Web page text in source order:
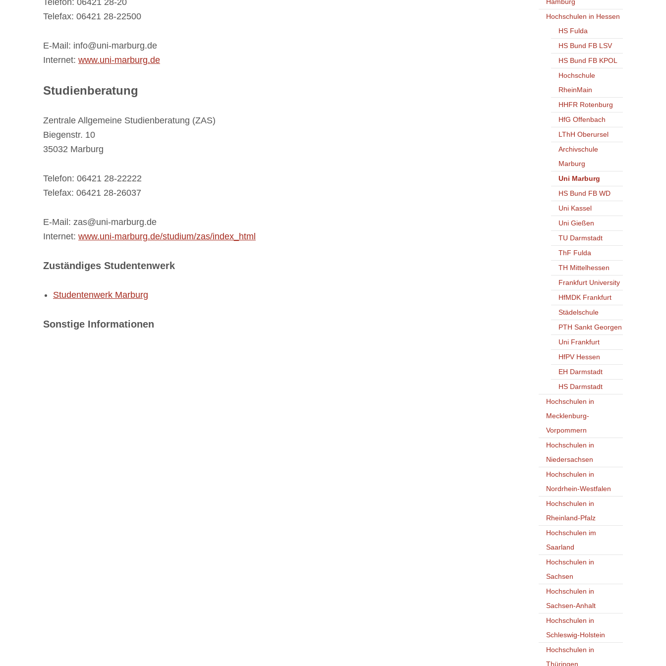
Telefon: 06421 28-20
Telefax: 06421 28-22500
E-Mail: info@uni-marburg.de
Internet: www.uni-marburg.de
Studienberatung
Zentrale Allgemeine Studienberatung (ZAS)
Biegenstr. 10
35032 Marburg
Telefon: 06421 28-22222
Telefax: 06421 28-26037
E-Mail: zas@uni-marburg.de
Internet: www.uni-marburg.de/studium/zas/index_html
Zuständiges Studentenwerk
Studentenwerk Marburg
Sonstige Informationen
Hochschulen in Hessen
HS Fulda
HS Bund FB LSV
HS Bund FB KPOL
Hochschule
RheinMain
HHFR Rotenburg
HfG Offenbach
LThH Oberursel
Archivschule
Marburg
Uni Marburg
HS Bund FB WD
Uni Kassel
Uni Gießen
TU Darmstadt
ThF Fulda
TH Mittelhessen
Frankfurt University
HfMDK Frankfurt
Städelschule
PTH Sankt Georgen
Uni Frankfurt
HfPV Hessen
EH Darmstadt
HS Darmstadt
Hochschulen in
Mecklenburg-
Vorpommern
Hochschulen in
Niedersachsen
Hochschulen in
Nordrhein-Westfalen
Hochschulen in
Rheinland-Pfalz
Hochschulen im
Saarland
Hochschulen in
Sachsen
Hochschulen in
Sachsen-Anhalt
Hochschulen in
Schleswig-Holstein
Hochschulen in
Thüringen